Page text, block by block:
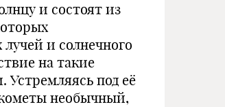
и состоят из
и солнечного
на такие
Устремляясь под её
необычный,